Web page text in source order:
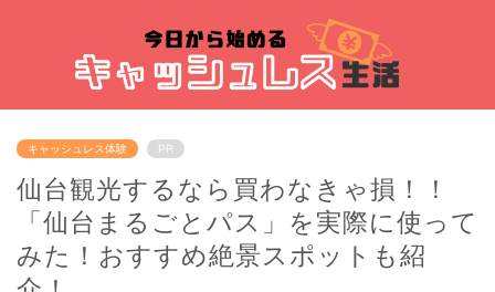
キャッシュレス体験 PR
仙台観光するなら買わなきゃ損！！
「仙台まるごとパス」を実際に使って
みた！おすすめ絶景スポットも紹